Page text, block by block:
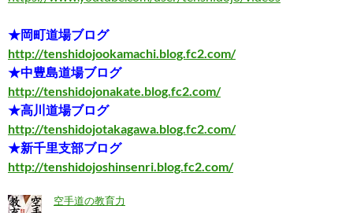
★岡町道場ブログ
http://tenshidojookamachi.blog.fc2.com/
★中豊島道場ブログ
http://tenshidojonakate.blog.fc2.com/
★高川道場ブログ
http://tenshidojotakagawa.blog.fc2.com/
★新千里支部ブログ
http://tenshidojoshinsenri.blog.fc2.com/
空手道の教育力